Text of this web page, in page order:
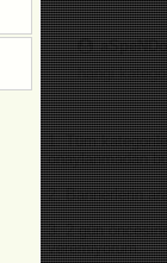
hangi
1. Tüm
onaylanmadan
2. Bannerlerin
3. 2 gün
veremiyorum.